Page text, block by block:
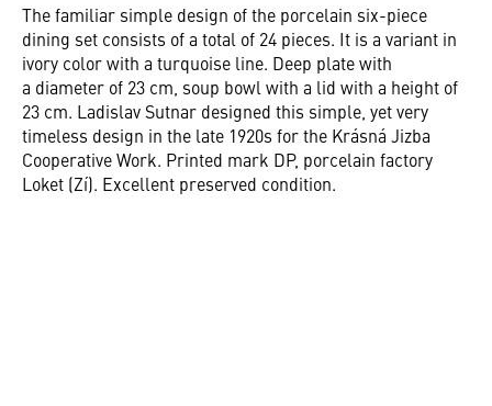
The familiar simple design of the porcelain six-piece
dining set consists of a total of 24 pieces. It is a variant in
ivory color with a turquoise line. Deep plate with
a diameter of 23 cm, soup bowl with a lid with a height of
23 cm. Ladislav Sutnar designed this simple, yet very
timeless design in the late 1920s for the Krásná Jizba
Cooperative Work. Printed mark DP, porcelain factory
Loket (Zí). Excellent preserved condition.